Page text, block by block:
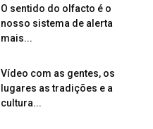
O sentido do olfacto é o
nosso sistema de alerta
mais...
Vídeo com as gentes, os
lugares as tradições e a
cultura...